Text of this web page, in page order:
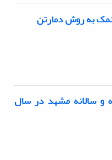
به روش دمارتن
و سالانه مشهد در سال